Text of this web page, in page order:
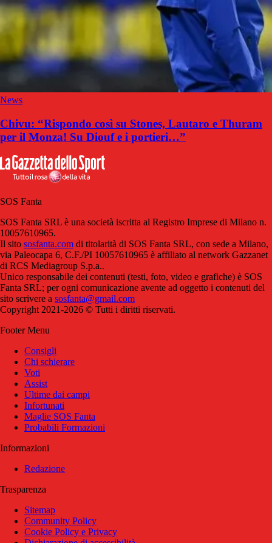
News
Chivu: “Rispondo così su Stones, Lautaro e Thuram
per il Monza! Su Diouf e i portieri…”
SOS Fanta
SOS Fanta SRL è una società iscritta al Registro Imprese di Milano n.
10057610965.
Il sito sosfanta.com di titolarità di SOS Fanta SRL, con sede a Milano,
via Paleocapa 6, C.F./PI 10057610965 è affiliato al network Gazzanet
di RCS Mediagroup S.p.a..
Unico responsabile dei contenuti (testi, foto, video e grafiche) è SOS
Fanta SRL; per ogni comunicazione avente ad oggetto i contenuti del
sito scrivere a sosfanta@gmail.com
Copyright 2021-2026 © Tutti i diritti riservati.
Footer Menu
Consigli
Chi schierare
Voti
Assist
Ultime dai campi
Infortunati
Maglie SOS Fanta
Probabili Formazioni
Informazioni
Redazione
Trasparenza
Sitemap
Community Policy
Cookie Policy e Privacy